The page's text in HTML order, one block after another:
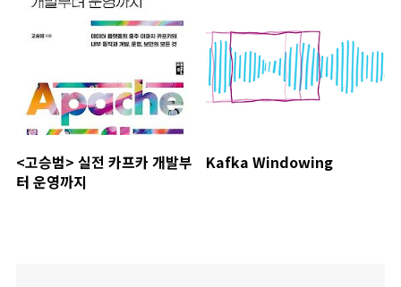
<고승범> 실전 카프카 개발부
터 운영까지
Kafka Windowing